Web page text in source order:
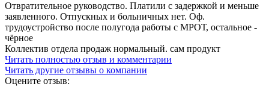
Отвратительное руководство. Платили с задержкой и меньше
заявленного. Отпускных и больничных нет. Оф.
трудоустройство после полугода работы с МРОТ, остальное -
чёрное
Коллектив отдела продаж нормальный. сам продукт
Читать полностью отзыв и комментарии
Читать другие отзывы о компании
Оцените отзыв: